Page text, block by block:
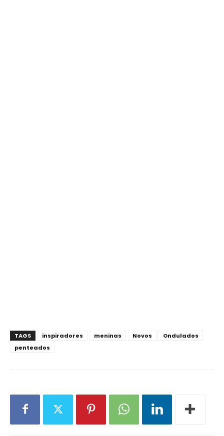
TAGS inspiradores meninas Novos
Ondulados
penteados